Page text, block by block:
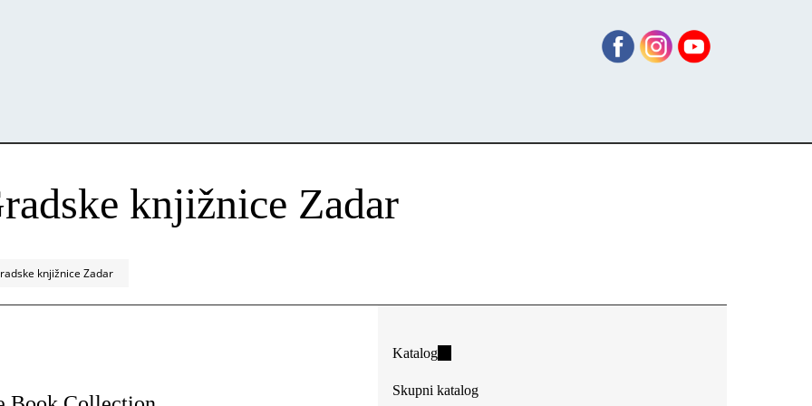
knjižnice Zadar
knjižnice Zadar
Katalog(link
external)
Skupni katalog